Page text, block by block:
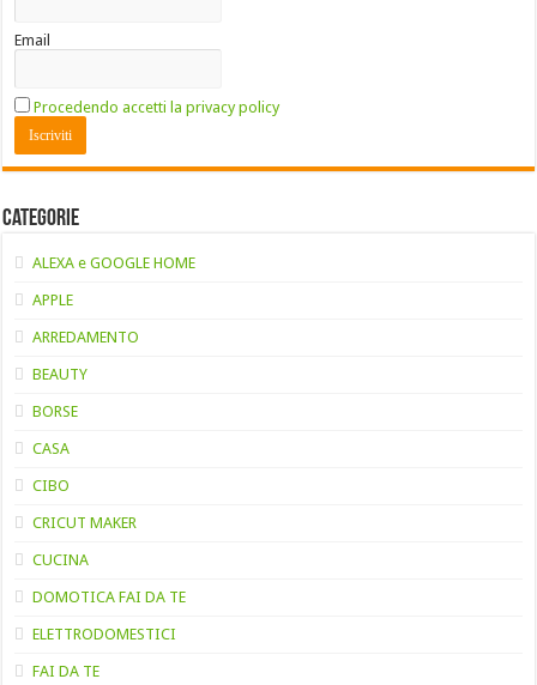
Email
Procedendo accetti la privacy policy
Categorie
ALEXA e GOOGLE HOME
APPLE
ARREDAMENTO
BEAUTY
BORSE
CASA
CIBO
CRICUT MAKER
CUCINA
DOMOTICA FAI DA TE
ELETTRODOMESTICI
FAI DA TE